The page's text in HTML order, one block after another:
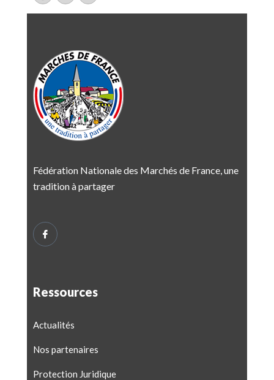
Fédération Nationale des Marchés de France, une
tradition à partager
Ressources
Actualités
Nos partenaires
Protection Juridique